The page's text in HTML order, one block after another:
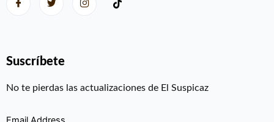
Suscríbete
No te pierdas las actualizaciones de El Suspicaz